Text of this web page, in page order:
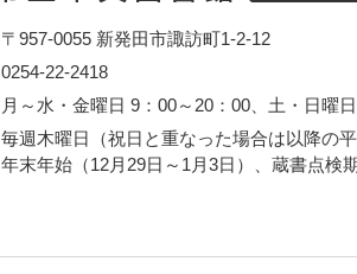
〒957-0055 新発田市諏訪町1-2-12
0254-22-2418
月～水・金曜日 9：00～20：00、土・日曜
毎週木曜日（祝日と重なった場合は以降の
年末年始（12月29日～1月3日）、蔵書点検